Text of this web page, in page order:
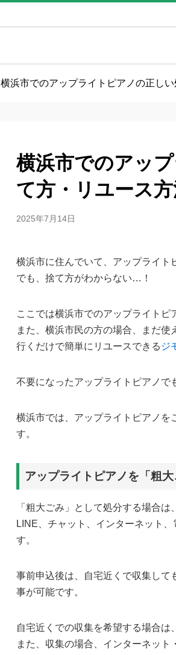
横浜市でのアップライトピアノの正し
横浜市でのアッ
て方・リユース
2025年7月14日
横浜市に住んでいて、アップライト
でも、捨て方がわからない…！
ここでは横浜市でのアップライトピ
また、横浜市民の方の場合、まだ
行くだけで簡単にリユースできる ジ
不要になったアップライトピアノで
横浜市では、アップライトピアノを
す。
アップライトピアノを「粗
「粗大ごみ」として処分する場合
LINE、チャット、インターネット
す。
事前申込後は、自宅近くで収集して
事が可能です。
自宅近くでの収集を希望する場合は
また、収集の場合、インターネット